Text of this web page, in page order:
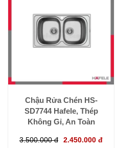
Chậu Rửa Chén HS-
SD7744 Hafele, Thép
Không Gỉ, An Toàn
3.500.000 đ 2.450.000 đ